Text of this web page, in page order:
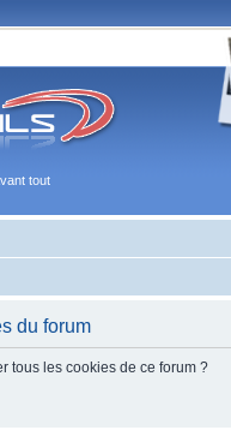
tout
du forum
tous les cookies de ce forum ?